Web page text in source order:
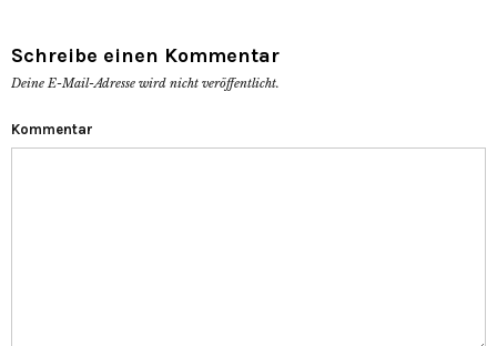
Schreibe einen Kommentar
Deine E-Mail-Adresse wird nicht veröffentlicht.
Kommentar